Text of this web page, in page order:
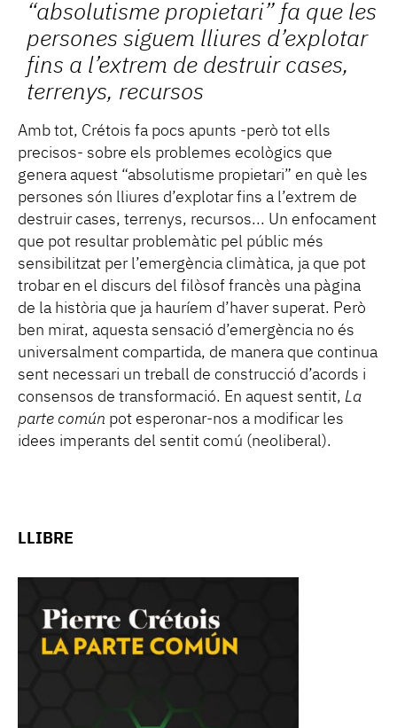
“absolutisme propietari” fa que les
persones siguem lliures d’explotar
fins a l’extrem de destruir cases,
terrenys, recursos
Amb tot, Crétois fa pocs apunts -però tot ells
precisos- sobre els problemes ecològics que
genera aquest “absolutisme propietari” en què les
persones són lliures d’explotar fins a l’extrem de
destruir cases, terrenys, recursos... Un enfocament
que pot resultar problemàtic pel públic més
sensibilitzat per l’emergència climàtica, ja que pot
trobar en el discurs del filòsof francès una pàgina
de la història que ja hauríem d’haver superat. Però
ben mirat, aquesta sensació d’emergència no és
universalment compartida, de manera que continua
sent necessari un treball de construcció d’acords i
consensos de transformació. En aquest sentit, La
parte común pot esperonar-nos a modificar les
idees imperants del sentit comú (neoliberal).
LLIBRE